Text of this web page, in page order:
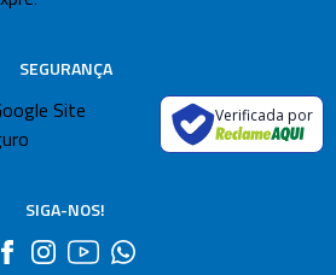
SEGURANÇA
Verificada por
SIGA-NOS!